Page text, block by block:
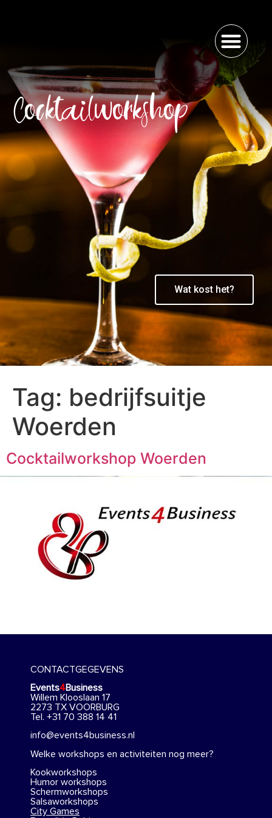
Cocktailworkshop
Wat kost het?
Tag: bedrijfsuitje
Woerden
Cocktailworkshop Woerden
CONTACTGEGEVENS
Events4Business
Willem Klooslaan 17
2273 TX VOORBURG
Tel. +31 70 388 14 41
info@events4business.nl
Welke workshops en activiteiten nog meer?
Kookworkshops
Humor workshops
Schermworkshops
Salsaworkshops
City Games